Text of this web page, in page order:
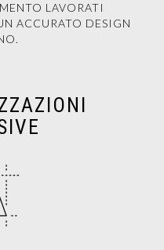
LAVORATI
ACCURATO DESIGN